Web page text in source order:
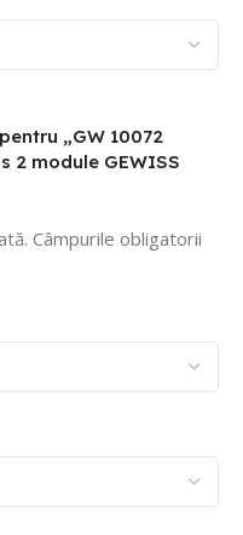
„GW 10072
2 module GEWISS
Câmpurile obligatorii